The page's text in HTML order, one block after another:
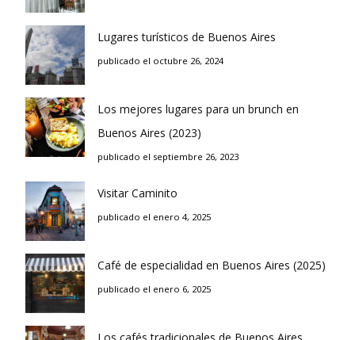
Lugares turísticos de Buenos Aires
publicado el octubre 26, 2024
Los mejores lugares para un brunch en
Buenos Aires (2023)
publicado el septiembre 26, 2023
Visitar Caminito
publicado el enero 4, 2025
Café de especialidad en Buenos Aires (2025)
publicado el enero 6, 2025